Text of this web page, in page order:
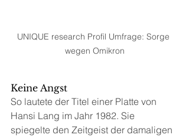
UNIQUE research Profil Umfrage: Sorge
wegen Omikron
Keine Angst
So lautete der Titel einer Platte von
Hansi Lang im Jahr 1982. Sie
spiegelte den Zeitgeist der damaligen